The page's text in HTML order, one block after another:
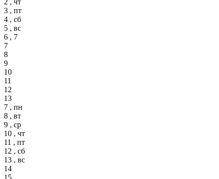
3 , пт
4 , сб
5 , вс
6 , 7
7
8
9
10
11
12
13
7 , пн
8 , вт
9 , ср
10 , чт
11 , пт
12 , сб
13 , вс
14
15